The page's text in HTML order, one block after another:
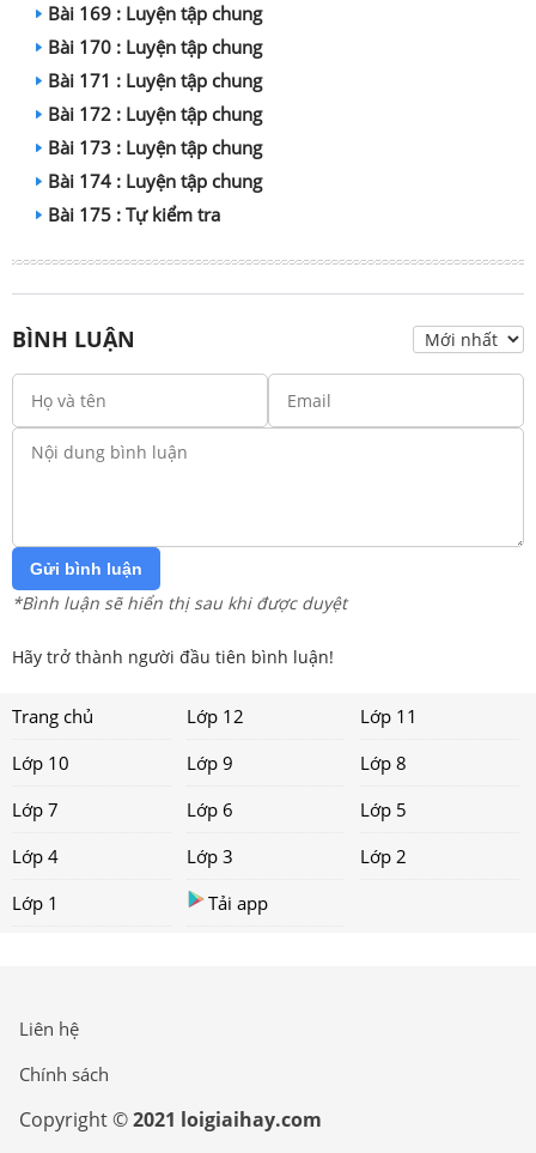
Bài 169 : Luyện tập chung
Bài 170 : Luyện tập chung
Bài 171 : Luyện tập chung
Bài 172 : Luyện tập chung
Bài 173 : Luyện tập chung
Bài 174 : Luyện tập chung
Bài 175 : Tự kiểm tra
BÌNH LUẬN
Gửi bình luận
*Bình luận sẽ hiển thị sau khi được duyệt
Hãy trở thành người đầu tiên bình luận!
Trang chủ Lớp 12
Lớp 11
Lớp 10
Lớp 9
Lớp 8
Lớp 7
Lớp 6
Lớp 5
Lớp 4
Lớp 3
Lớp 2
Lớp 1
Tải app
Liên hệ
Chính sách
Copyright ©2021 loigiaihay.com